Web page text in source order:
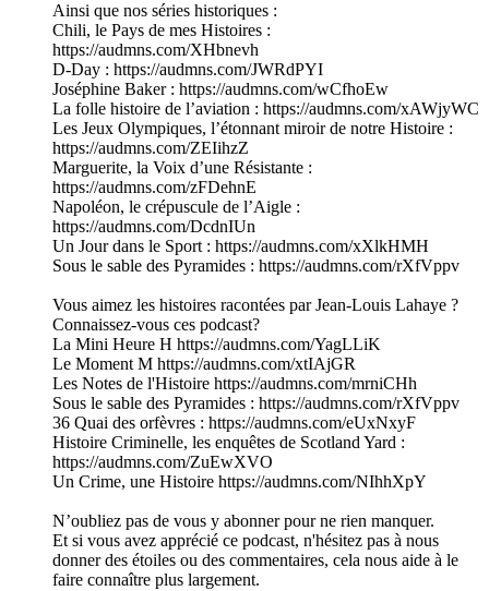
Ainsi que nos séries historiques :
Chili, le Pays de mes Histoires :
https://audmns.com/XHbnevh
D-Day : https://audmns.com/JWRdPYI
Joséphine Baker : https://audmns.com/wCfhoEw
La folle histoire de l’aviation : https://audmns.com/xAWjyWC
Les Jeux Olympiques, l’étonnant miroir de notre Histoire :
https://audmns.com/ZEIihzZ
Marguerite, la Voix d’une Résistante :
https://audmns.com/zFDehnE
Napoléon, le crépuscule de l’Aigle :
https://audmns.com/DcdnIUn
Un Jour dans le Sport : https://audmns.com/xXlkHMH
Sous le sable des Pyramides : https://audmns.com/rXfVppv
Vous aimez les histoires racontées par Jean-Louis Lahaye ?
Connaissez-vous ces podcast?
La Mini Heure H https://audmns.com/YagLLiK
Le Moment M https://audmns.com/xtIAjGR
Les Notes de l'Histoire https://audmns.com/mrniCHh
Sous le sable des Pyramides : https://audmns.com/rXfVppv
36 Quai des orfèvres : https://audmns.com/eUxNxyF
Histoire Criminelle, les enquêtes de Scotland Yard :
https://audmns.com/ZuEwXVO
Un Crime, une Histoire https://audmns.com/NIhhXpY
N’oubliez pas de vous y abonner pour ne rien manquer.
Et si vous avez apprécié ce podcast, n'hésitez pas à nous
donner des étoiles ou des commentaires, cela nous aide à le
faire connaître plus largement.